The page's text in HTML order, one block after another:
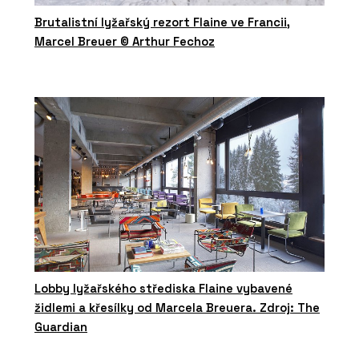
Brutalistní lyžařský rezort Flaine ve Francii,
Marcel Breuer © Arthur Fechoz
Lobby lyžařského střediska Flaine vybavené
židlemi a křesílky od Marcela Breuera. Zdroj: The
Guardian